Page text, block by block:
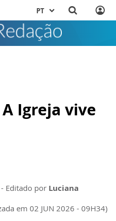
PT
Igreja vive
- Editado por Luciana
em 02 JUN 2026 - 09H34)